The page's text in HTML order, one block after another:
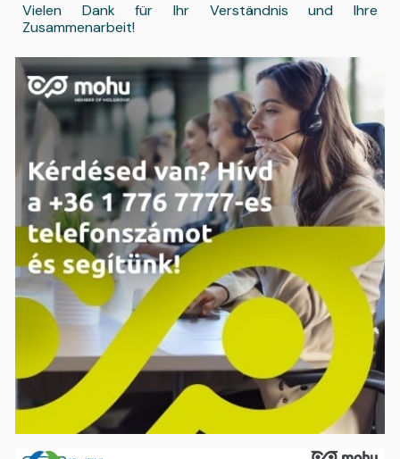
Vielen Dank für Ihr Verständnis und Ihre
Zusammenarbeit!